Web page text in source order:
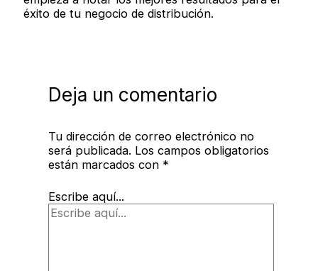
éxito de tu negocio de distribución.
Deja un comentario
Tu dirección de correo electrónico no
será publicada. Los campos obligatorios
están marcados con *
Escribe aquí...